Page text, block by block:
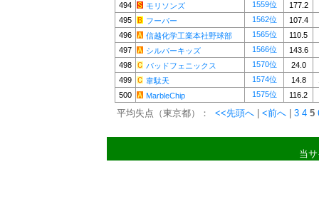
494
モリソンズ 1559位
177.2
495
フーバー 1562位
107.4
496
信越化学工業本社野球部 1565位
110.5
497
シルバーキッズ 1566位
143.6
498
バッドフェニックス 1570位
24.0
499
韋駄天 1574位 14.8
500
MarbleChip 1575位 116.2
平均失点（東京都）： <<先頭へ <前へ 3 4 5
当